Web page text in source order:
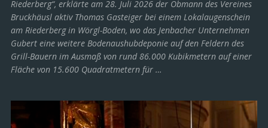
Riederberg“, erklärte am 28. Juli 2026 der Obmann des Vereines
Bruckhäusl aktiv Thomas Gasteiger bei einem Lokalaugenschein
am Riederberg in Wörgl-Boden, wo das Jenbacher Unternehmen
Gubert eine weitere Bodenaushubdeponie auf den Feldern des
Grill-Bauern im Ausmaß von rund 86.000 Kubikmetern auf einer
Fläche von 15.600 Quadratmetern für …